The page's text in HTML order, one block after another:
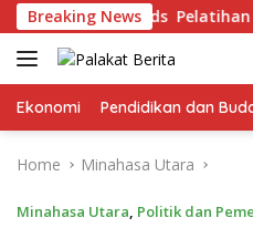
Skip
to
content
Breaking News
Purposeful Kids Pelatihan
Ekonomi Pendidikan dan
Home Minahasa Utara
Minahasa Utara, Politik dan